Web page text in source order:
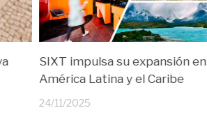
SIXT impulsa su expansión en
América Latina y el Caribe
24/11/2025